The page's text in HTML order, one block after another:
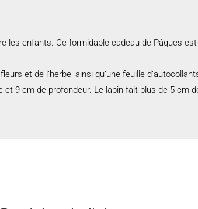
les enfants. Ce formidable cadeau de Pâques
et de l’herbe, ainsi qu’une feuille
9 cm de profondeur. Le lapin fait plus de 5 cm